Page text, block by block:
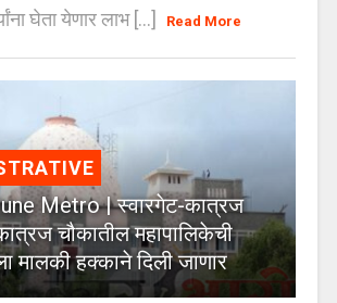
घेता येणार लाभ [...]
Read More
Metro | स्वारगेट-कात्रज
चौकातील महापालिकेची
मालकी हक्काने दिली जाणार